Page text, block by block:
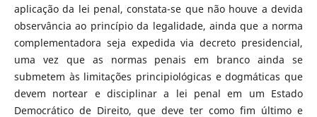
aplicação da lei penal, constata-se que não houve a devida
observância ao princípio da legalidade, ainda que a norma
complementadora seja expedida via decreto presidencial,
uma vez que as normas penais em branco ainda se
submetem às limitações principiológicas e dogmáticas que
devem nortear e disciplinar a lei penal em um Estado
Democrático de Direito, que deve ter como fim último e